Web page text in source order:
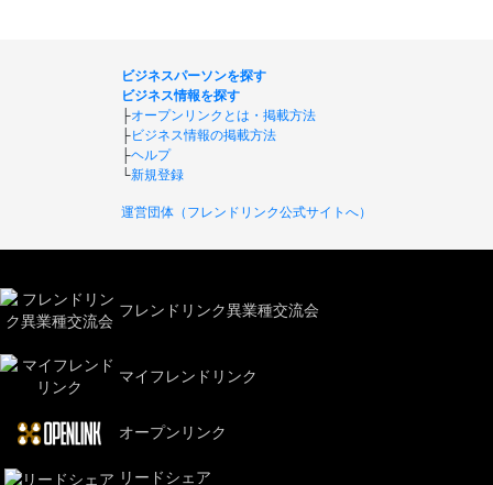
ビジネスパーソンを探す
ビジネス情報を探す
├オープンリンクとは・掲載方法
├ビジネス情報の掲載方法
├ヘルプ
└新規登録
運営団体（フレンドリンク公式サイトへ）
フレンドリンク異業種交流会
マイフレンドリンク
オープンリンク
リードシェア